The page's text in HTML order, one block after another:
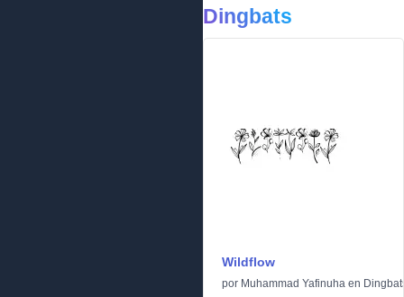
Dingbats
Wildflow
por Muhammad Yafinuha en